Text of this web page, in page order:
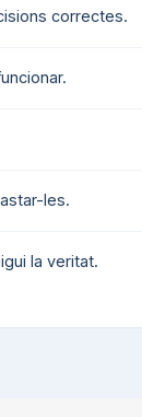
correctes.
les.
la veritat.